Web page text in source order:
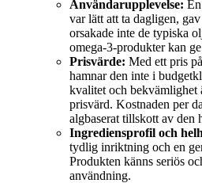
Användarupplevelse:
var lätt att ta dagligen,
orsakade inte de typiska
omega-3-produkter kan
Prisvärde: Med ett pris
hamnar den inte i
kvalitet och bekvämlighet
prisvärd. Kostnaden per
algbaserat tillskott av den
Ingrediensprofil och
tydlig inriktning och en
Produkten känns seriös
användning.